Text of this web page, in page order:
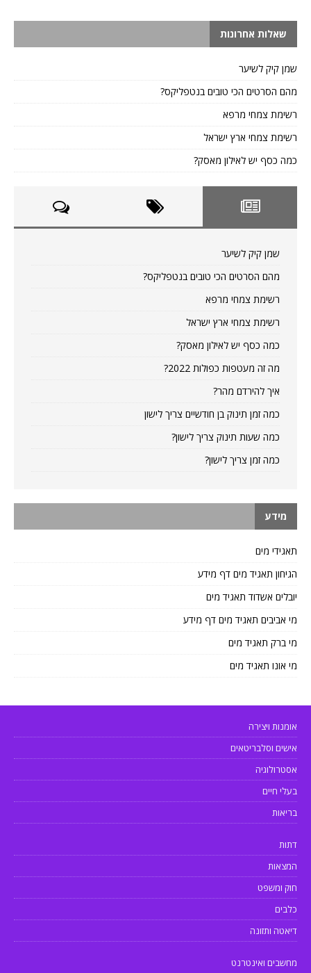
שאלות אחרונות
שמן קיק לשיער
מהם הסרטים הכי טובים בנטפליקס?
רשימת צמחי מרפא
רשימת צמחי ארץ ישראל
כמה כסף יש לאילון מאסק?
שמן קיק לשיער
מהם הסרטים הכי טובים בנטפליקס?
רשימת צמחי מרפא
רשימת צמחי ארץ ישראל
כמה כסף יש לאילון מאסק?
מה זה מעטפות כפולות 2022?
איך להירדם מהר?
כמה זמן תינוק בן חודשיים צריך לישון
כמה שעות תינוק צריך לישון?
כמה זמן צריך לישון?
מידע
תאגידי מים
הגיחון תאגיד מים דף מידע
יובלים אשדוד תאגיד מים
מי אביבים תאגיד מים דף מידע
מי ברק תאגיד מים
מי אונו תאגיד מים
אומנות ויצירה
אישים וסלבריטאים
אסטרולוגיה
בעלי חיים
בריאות
דתות
המצאות
חוק ומשפט
כלבים
דיאטה ותזונה
מחשבים ואינטרנט